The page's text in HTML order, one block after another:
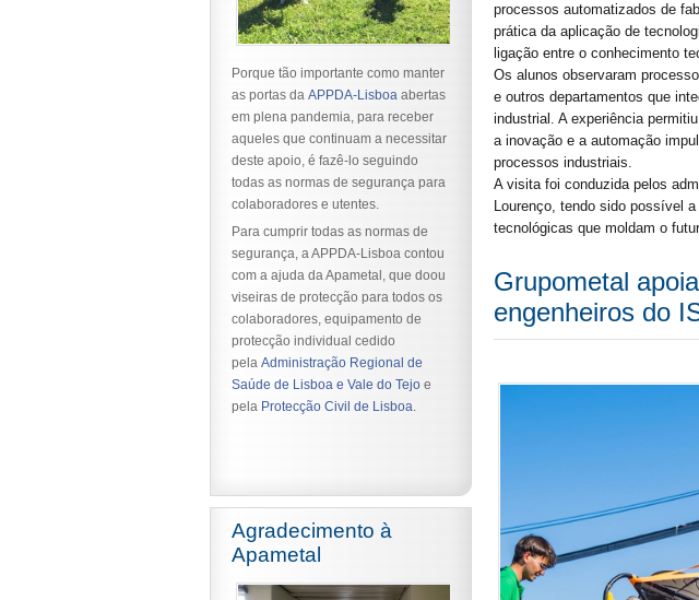
processos automatizados de
prática da aplicação de
ligação entre o conhecimento
Os alunos observaram
e outros departamentos que
industrial. A experiência
a inovação e a automação
processos industriais.
A visita foi conduzida pelos
Lourenço, tendo sido possível
tecnológicas que moldam o
Grupometal
engenheiros do
Porque tão importante como manter
as portas da APPDA-Lisboa abertas
em plena pandemia, para receber
aqueles que continuam a necessitar
deste apoio, é fazê-lo seguindo
todas as normas de segurança para
colaboradores e utentes.
Para cumprir todas as normas de
segurança, a APPDA-Lisboa contou
com a ajuda da Apametal, que doou
viseiras de protecção para todos os
colaboradores, equipamento de
protecção individual cedido
pela Administração Regional de
Saúde de Lisboa e Vale do Tejo e
pela Protecção Civil de Lisboa.
Agradecimento à
Apametal